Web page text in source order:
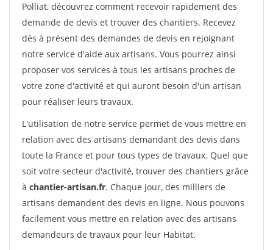
Polliat, découvrez comment recevoir rapidement des
demande de devis et trouver des chantiers. Recevez
dès à présent des demandes de devis en rejoignant
notre service d'aide aux artisans. Vous pourrez ainsi
proposer vos services à tous les artisans proches de
votre zone d'activité et qui auront besoin d'un artisan
pour réaliser leurs travaux.
L'utilisation de notre service permet de vous mettre en
relation avec des artisans demandant des devis dans
toute la France et pour tous types de travaux. Quel que
soit votre secteur d'activité, trouver des chantiers grâce
à chantier-artisan.fr. Chaque jour, des milliers de
artisans demandent des devis en ligne. Nous pouvons
facilement vous mettre en relation avec des artisans
demandeurs de travaux pour leur Habitat.